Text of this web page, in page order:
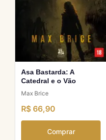
Asa Bastarda: A
Catedral e o Vão
Max Brice
R$ 66,90
Comprar